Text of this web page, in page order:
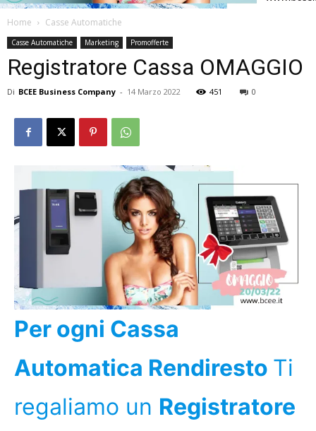
Home Casse Automatiche
Casse Automatiche Marketing Promofferte
Registratore Cassa OMAGGIO
Di BCEE Business Company - 14 Marzo 2022 451 0
Per ogni Cassa
Automatica Rendiresto Ti
regaliamo un Registratore